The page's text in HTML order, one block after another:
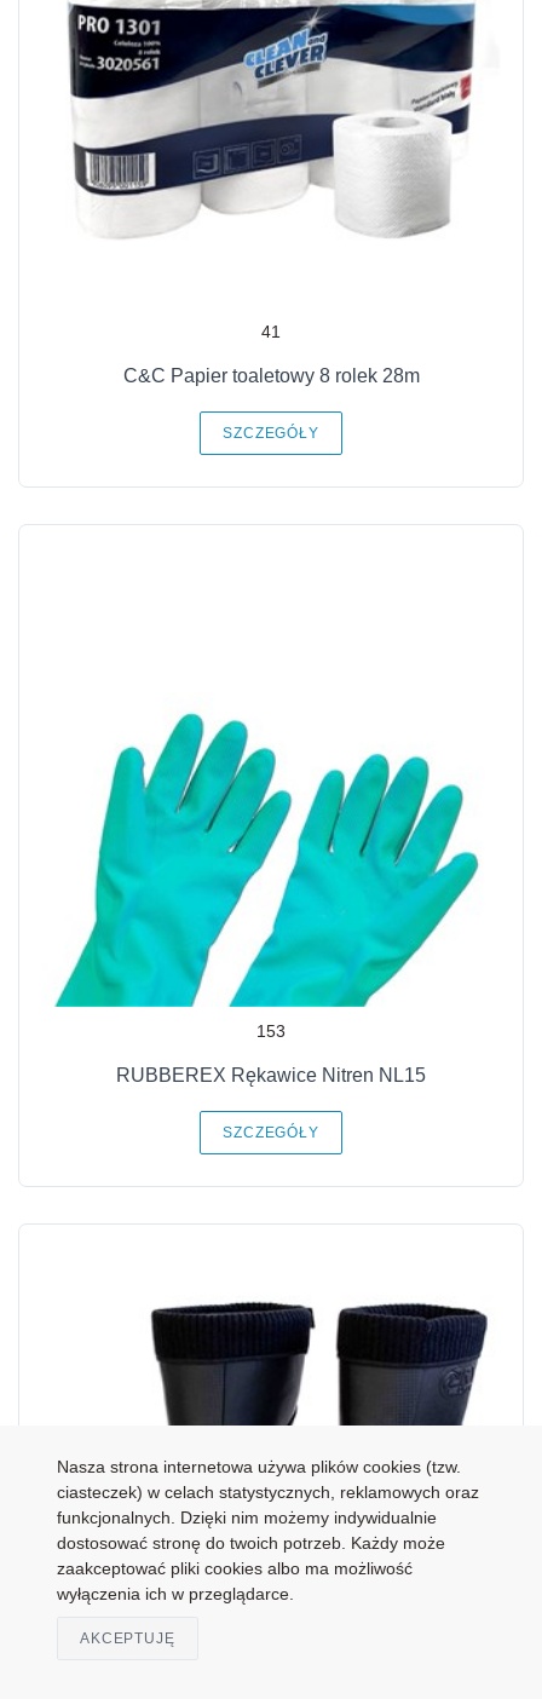
Nasza strona internetowa używa plików cookies (tzw.
ciasteczek) w celach statystycznych, reklamowych oraz
funkcjonalnych. Dzięki nim możemy indywidualnie
dostosować stronę do twoich potrzeb. Każdy może
zaakceptować pliki cookies albo ma możliwość
wyłączenia ich w przeglądarce.
AKCEPTUJĘ
41
C&C Papier toaletowy 8 rolek 28m
SZCZEGÓŁY
153
RUBBEREX Rękawice Nitren NL15
SZCZEGÓŁY